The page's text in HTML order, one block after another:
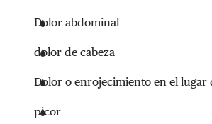
Dolor abdominal
dolor de cabeza
Dolor o enrojecimiento en el lugar
picor